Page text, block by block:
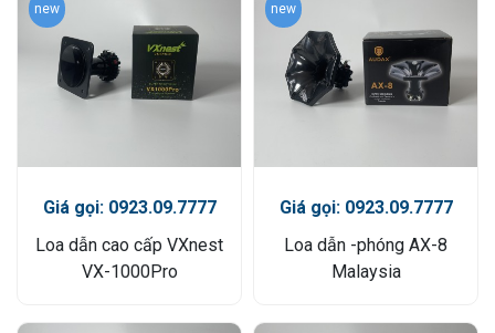
new
Giá gọi: 0923.09.7777
Loa dẫn cao cấp VXnest
VX-1000Pro
new
Giá gọi: 0923.09.7777
Loa dẫn -phóng AX-8
Malaysia